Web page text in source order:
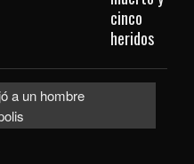
cinco
heridos